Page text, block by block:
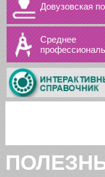
Довузовская
Среднее